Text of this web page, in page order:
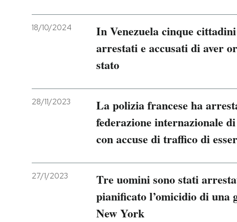
I MIEI PREFERITI
CALENDARIO
AREA PERSONALE
18/10/2024
In Venezuela cinque
arrestati e accusati di aver
stato
28/11/2023
La polizia francese ha
federazione internazionale
con accuse di traffico di
27/1/2023
Tre uomini sono stati
pianificato l’omicidio di una
New York